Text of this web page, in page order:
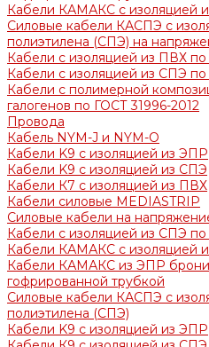
Кабели КАМАКС с изоляцией
Силовые кабели КАСПЭ с
полиэтилена (СПЭ) на
Кабели с изоляцией из ПВХ
Кабели с изоляцией из СПЭ
Кабели с полимерной
галогенов по ГОСТ 31996-2012
Провода
Кабель NYM-J и NYM-O
Кабели K9 с изоляцией из ЭПР
Кабели K9 с изоляцией из СПЭ
Кабели К7 с изоляцией из ПВХ
Кабели силовые MEDIASTRIP
Силовые кабели на
Кабели с изоляцией из СПЭ
Кабели КАМАКС с изоляцией
Кабели КАМАКС из ЭПР
гофрированной трубкой
Силовые кабели КАСПЭ с
полиэтилена (СПЭ)
Кабели K9 с изоляцией из ЭПР